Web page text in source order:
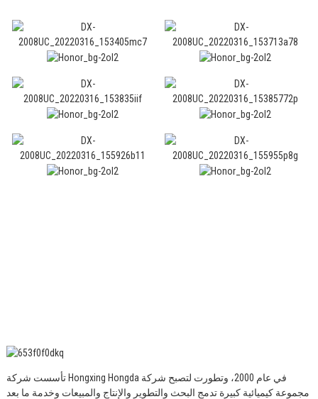
تأسست شركة Hongxing Hongda في عام 2000، وتطورت لتصبح شركة
مجموعة كيميائية كبيرة تدمج البحث والتطوير والإنتاج والمبيعات وخدمة ما بعد